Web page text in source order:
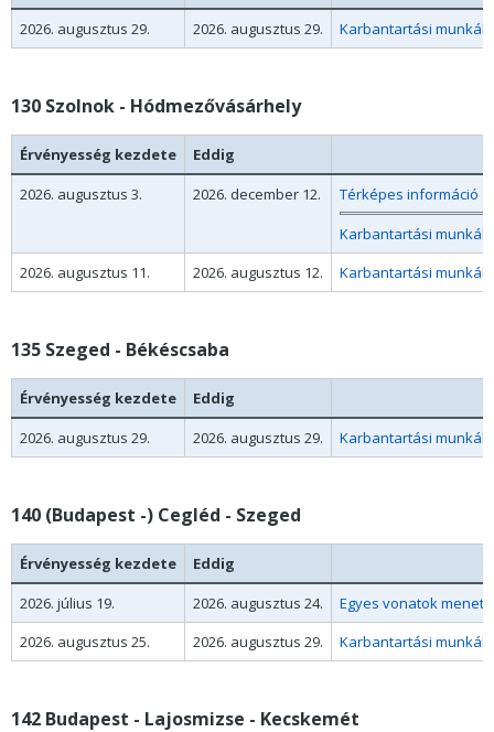
2026. augusztus 29. 2026. augusztus 29.
130 Szolnok - Hódmezővásárhely
Érvényesség kezdete
Eddig
2026. augusztus 3.
2026. december 12.
Térképes információ
Karbantartási munkák
2026. augusztus 11.
2026. augusztus 12. Karbantartási munkák
135 Szeged - Békéscsaba
Érvényesség kezdete
Eddig
2026. augusztus 29.
2026. augusztus 29. Karbantartási munkák
140 (Budapest -) Cegléd - Szeged
Érvényesség kezdete
Eddig
2026. július 19.
2026. augusztus 24.
Egyes vonatok
2026. augusztus 25.
2026. augusztus 29. Karbantartási munkák
142 Budapest - Lajosmizse - Kecskemét